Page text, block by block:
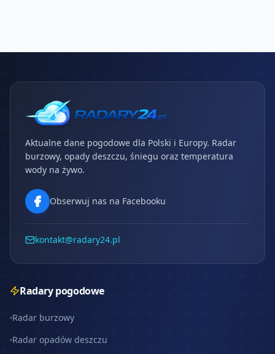
Aktualne dane pogodowe dla Polski i Europy. Radar
burzowy, opady deszczu, śniegu oraz temperatura
wody na żywo.
Obserwuj nas na Facebooku
kontakt@radary24.pl
Radary pogodowe
Radar burzowy
Radar opadów deszczu